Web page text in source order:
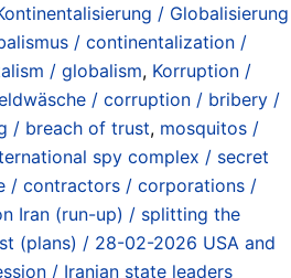
/ Globalisierung
/ continentalization /
/ globalism, Korruption /
/ corruption / bribery /
/ breach of trust, mosquitos /
spy complex / secret
/ contractors / corporations /
Iran (run-up) / splitting the
(plans) / 28-02-2026 USA and
/ Iranian state leaders